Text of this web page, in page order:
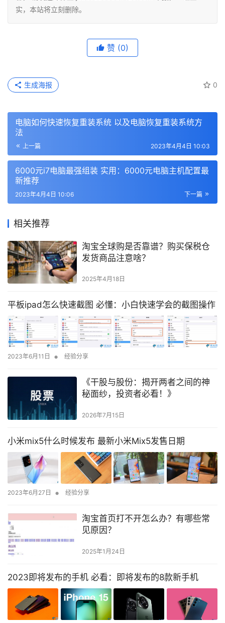
实，本站将立刻删除。
赞 (0)
0
生成海报
电脑如何快速恢复重装系统 以及电脑恢复重装系统方
法
上一篇 2023年4月4日 10:03
6000元i7电脑最强组装 实用：6000元电脑主机配置最
新推荐
下一篇
2023年4月4日 10:06
相关推荐
淘宝全球购是否靠谱？购买保税仓
发货商品注意啥？
2025年4月18日
平板ipad怎么快速截图 必懂：小白快速学会的截图操作
2023年6月11日 • 经验分享
《干股与股份：揭开两者之间的神
秘面纱，投资者必看！》
2026年7月15日
小米mix5什么时候发布 最新小米Mix5发售日期
2023年6月27日 • 经验分享
淘宝首页打不开怎么办？有哪些常
见原因？
2025年1月24日
2023即将发布的手机 必看：即将发布的8款新手机